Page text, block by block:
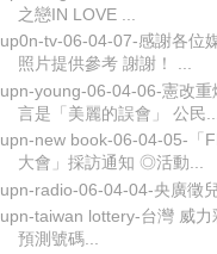
之戀IN LOVE ...
up0n-tv-06-04-07-感謝各位
照片提供參考 謝謝！ ...
upn-young-06-04-06-憲改
言是「美麗的誤會」 公民...
upn-new book-06-04-05-「
大會」採訪通知 ◎活動...
upn-radio-06-04-04-央廣徵
upn-taiwan lottery-台灣 威
預測號碼...